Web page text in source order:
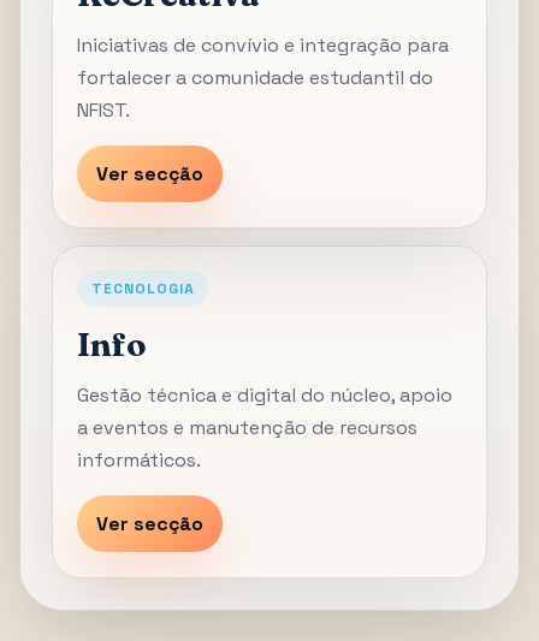
Iniciativas de convívio e integração para
fortalecer a comunidade estudantil do
NFIST.
Ver secção
TECNOLOGIA
Info
Gestão técnica e digital do núcleo, apoio
a eventos e manutenção de recursos
informáticos.
Ver secção